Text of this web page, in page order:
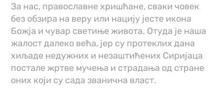
За нас, православне хришћане, сваки човек
без обзира на веру или нацију јесте икона
Божја и чувар светиње живота. Отуда је наша
жалост далеко већа, јер су протеклих дана
хиљаде недужних и незаштићених Сиријаца
постале жртве мучења и страдања од стране
оних који су сада званична власт.